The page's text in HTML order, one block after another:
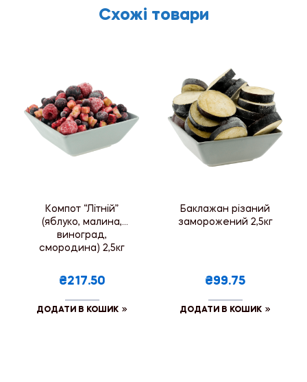
Схожі товари
Компот “Літній”
(яблуко, малина,
виноград,
смородина) 2,5кг
₴217.50
ДОДАТИ В КОШИК
Баклажан різаний
заморожений 2,5кг
₴99.75
ДОДАТИ В КОШИК